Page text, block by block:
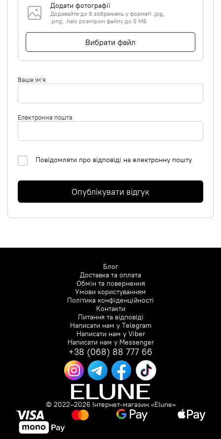
Додати фотографії
Додавайте до 5 зображень у форматі .jpg,
.png, .heic розміром файлу до 5 МБ
Вибрати файл
Ваше ім'я
Електронна пошта
Повідомляти про відповіді на електронну пошту
Опублікувати відгук
© 2022–2026 Інтернет-магазин «Elune»
Блог
Доставка та оплата
Обмін та повернення
Умови користуванням
Політика конфіденційності
Контакти
Питання та відповіді
Написати нам уTelegram
Написати нам уViber
Написати нам уMessenger
+38 (068) 88 777 66